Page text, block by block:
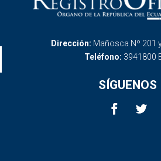
Dirección: Mañosca Nº 201
Teléfono: 3941800
SÍGUENOS